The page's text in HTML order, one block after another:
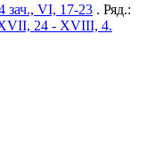
зач., VI, 17-23 . Ряд.:
24 - XVIII, 4.